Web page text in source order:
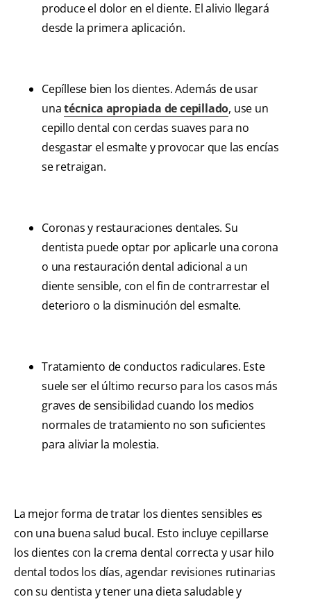
produce el dolor en el diente. El alivio llegará
desde la primera aplicación.
Cepíllese bien los dientes. Además de usar
unatécnica apropiada de cepillado, use un
cepillo dental con cerdas suaves para no
desgastar el esmalte y provocar que las encías
se retraigan.
Coronas y restauraciones dentales. Su
dentista puede optar por aplicarle una corona
o una restauración dental adicional a un
diente sensible, con el fin de contrarrestar el
deterioro o la disminución del esmalte.
Tratamiento de conductos radiculares. Este
suele ser el último recurso para los casos más
graves de sensibilidad cuando los medios
normales de tratamiento no son suficientes
para aliviar la molestia.
La mejor forma de tratar los dientes sensibles es
con una buena salud bucal. Esto incluye cepillarse
los dientes con la crema dental correcta y usar hilo
dental todos los días, agendar revisiones rutinarias
con su dentista y tener una dieta saludable y